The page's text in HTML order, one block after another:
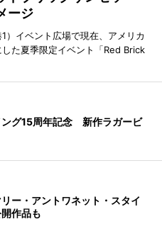
ージ
）イベント広場で現在、アメリカ
た夏季限定イベント「Red Brick
ング15周年記念 新作ラガービ
ー・アントワネット・スタイ
作品も